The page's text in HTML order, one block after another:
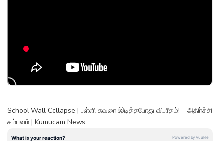
School Wall Collapse | பள்ளி சுவரை இடித்தபோது விபரீதம்! – அதிர்ச்சி
சம்பவம் | Kumudam News